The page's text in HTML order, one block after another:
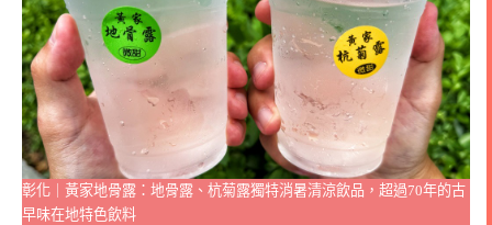
彰化｜黃家地骨露：地骨露、杭菊露獨特消暑清涼飲品，超過70年的古
早味在地特色飲料